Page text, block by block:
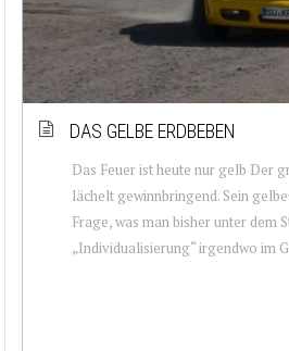
DAS GELBE ERDBEBEN
Das Feuer ist heute nur gelb Der
lächelt gewinnbringend. Sein
Frage, was man bisher unter dem
„Individualisierung“ irgendwo im